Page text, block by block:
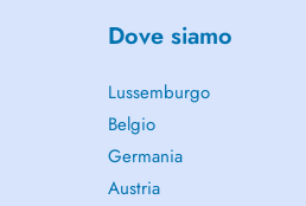
Dove siamo
Lussemburgo
Belgio
Germania
Austria